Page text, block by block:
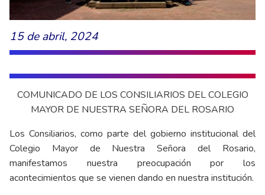
15 de abril, 2024
COMUNICADO DE LOS CONSILIARIOS DEL COLEGIO
MAYOR DE NUESTRA SEÑORA DEL ROSARIO
Los Consiliarios, como parte del gobierno institucional del
Colegio Mayor de Nuestra Señora del Rosario,
manifestamos nuestra preocupación por los
acontecimientos que se vienen dando en nuestra institución.